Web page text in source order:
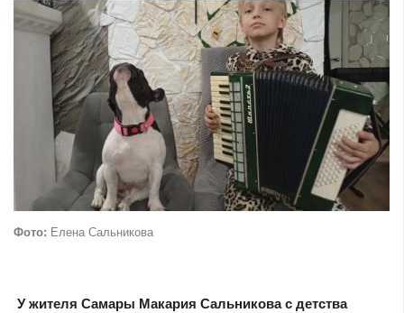
Фото: Елена Сальникова
У жителя Самары Макария Сальникова с детства